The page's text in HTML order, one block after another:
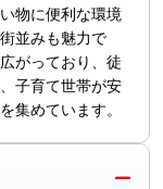
物に便利な環境
並みも魅力で
がっており、徒
子育て世帯が安
集めています。